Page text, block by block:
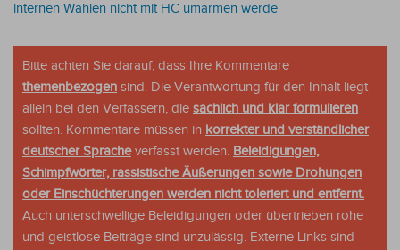
internen Wahlen nicht mit HC umarmen werde
Bitte achten Sie darauf, dass Ihre Kommentare
themenbezogen sind. Die Verantwortung für den Inhalt liegt
allein bei den Verfassern, die sachlich und klar formulieren
sollten. Kommentare müssen in korrekter und verständlicher
deutscher Spracheverfasst werden. Beleidigungen,
Schimpfwörter, rassistische Äußerungen sowie Drohungen
oder Einschüchterungen werden nicht toleriert und entfernt.
Auch unterschwellige Beleidigungen oder übertrieben rohe
und geistlose Beiträge sind unzulässig. Externe Links sind